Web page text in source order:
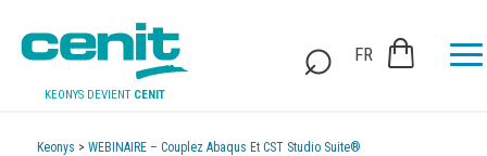
KEONYS DEVIENT CENIT
FR
Keonys >WEBINAIRE – Couplez Abaqus Et CST Studio Suite®